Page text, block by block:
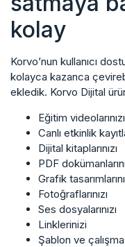
kolay
Korvo’nun kullanıcı
kolayca kazanca
ekledik. Korvo Dijital
Eğitim videolarınızı
Canlı etkinlik
Dijital kitaplarınızı
PDF
Grafik
Fotoğraflarınızı
Ses dosyalarınızı
Linklerinizi
Şablon ve çalışma